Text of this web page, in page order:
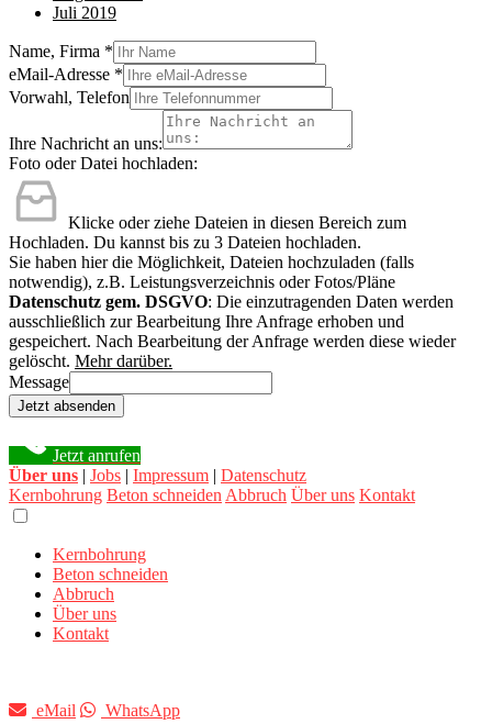
Juli 2019
Name, Firma *
eMail-Adresse *
Vorwahl, Telefon
Ihre Nachricht an uns:
Foto oder Datei hochladen:
Klicke oder ziehe Dateien in diesen Bereich zum
Hochladen. Du kannst bis zu 3 Dateien hochladen.
Sie haben hier die Möglichkeit, Dateien hochzuladen (falls
notwendig), z.B. Leistungsverzeichnis oder Fotos/Pläne
Datenschutz gem. DSGVO: Die einzutragenden Daten werden
ausschließlich zur Bearbeitung Ihre Anfrage erhoben und
gespeichert. Nach Bearbeitung der Anfrage werden diese wieder
gelöscht. Mehr darüber.
Message
Jetzt absenden
Jetzt anrufen
Über uns | Jobs | Impressum | Datenschutz
Kernbohrung Beton schneiden Abbruch Über uns Kontakt
Kernbohrung
Beton schneiden
Abbruch
Über uns
Kontakt
eMail WhatsApp